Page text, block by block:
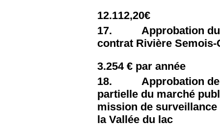
12.112,20€
17. Approbation du
contrat Rivière Semois-
3.254 € par année
18. Approbation de
partielle du marché
mission de
la Vallée du lac